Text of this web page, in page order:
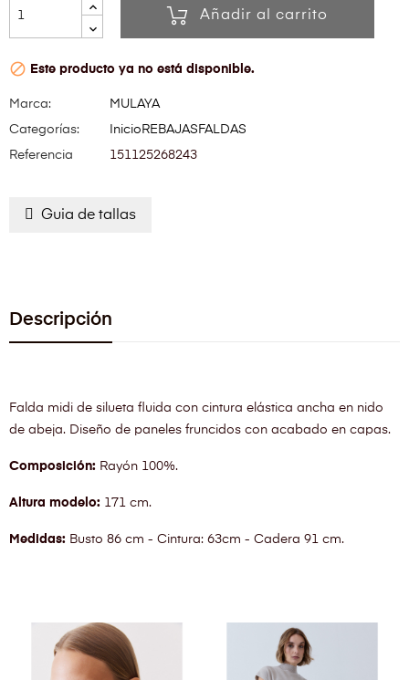
Añadir al carrito
 Este producto ya no está disponible.
Marca:
MULAYA
Categorías:
Inicio REBAJAS FALDAS
Referencia
151125268243
Guia de tallas
Descripción
Falda midi de silueta fluida con cintura elástica ancha en nido
de abeja. Diseño de paneles fruncidos con acabado en capas.
Composición: Rayón 100%.
Altura modelo: 171 cm.
Medidas: Busto 86 cm - Cintura: 63cm - Cadera 91 cm.